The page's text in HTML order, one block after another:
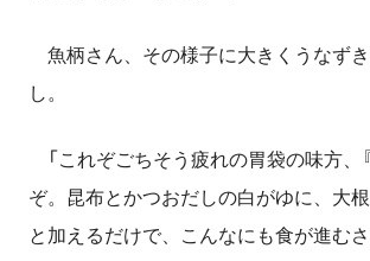
魚柄さん、その様子に大きくうなず
し。
「これぞごちそう疲れの胃袋の味方、
ぞ。昆布とかつおだしの白がゆに、大
と加えるだけで、こんなにも食が進む